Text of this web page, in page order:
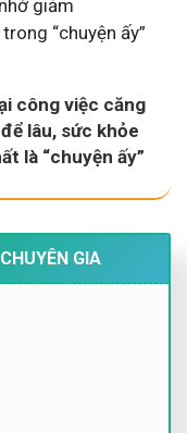
giảm
“chuyện ấy”
công việc căng
lâu, sức khỏe
là “chuyện ấy”
GIA